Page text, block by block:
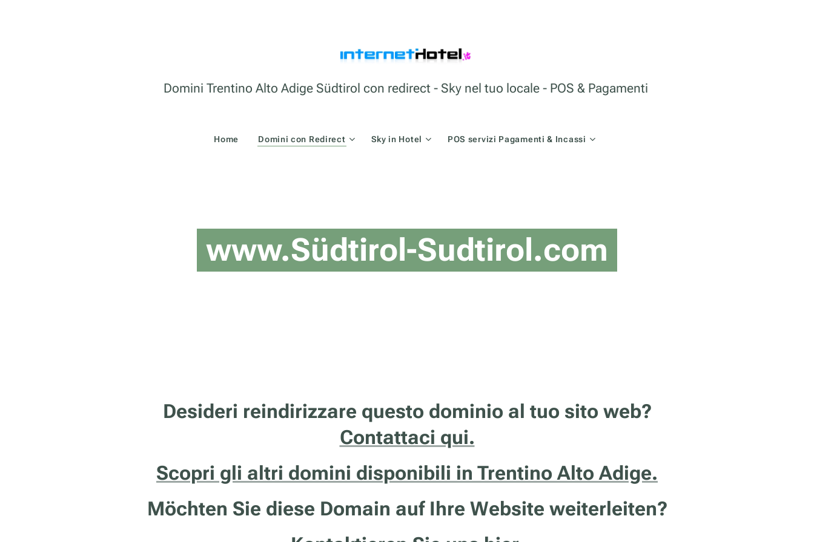
Domini Trentino Alto Adige Südtirol con redirect - Sky nel tuo locale - POS & Pagamenti
Home Domini con Redirect Sky in Hotel POS servizi Pagamenti & Incassi
www.Südtirol-Sudtirol.com
Desideri reindirizzare questo dominio al tuo sito web?
Contattaci qui.
Scopri gli altri domini disponibili in Trentino Alto Adige.
Möchten Sie diese Domain auf Ihre Website weiterleiten?